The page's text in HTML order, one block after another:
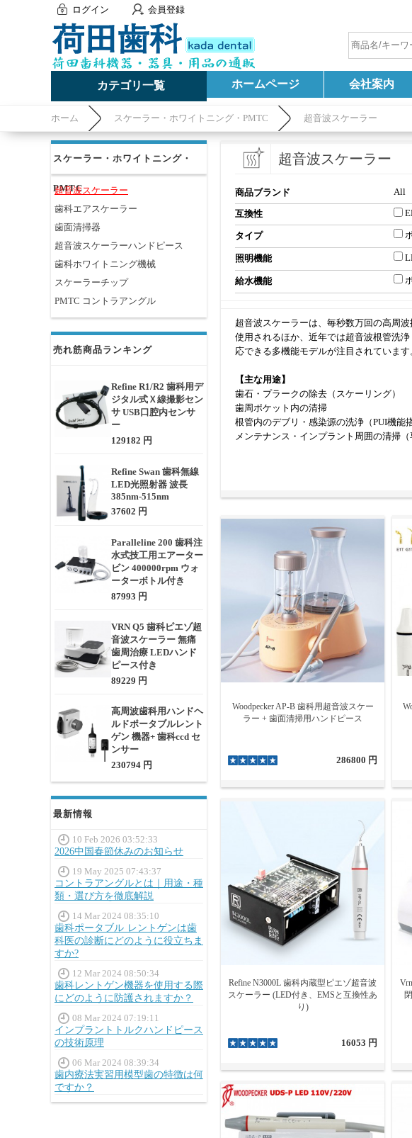
ログイン 会員登録
カテゴリ一覧 ホームページ 会社案内
ホーム スケーラー・ホワイトニング・PMTC 超音波スケーラー
スケーラー・ホワイトニング・
PMTC
超音波スケーラー
歯科エアスケーラー
歯面清掃器
超音波スケーラーハンドピース
歯科ホワイトニング機械
スケーラーチップ
PMTC コントラアングル
売れ筋商品ランキング
Refine R1/R2 歯科用デ
ジタル式Ｘ線撮影セン
サ USB口腔内センサ
ー
129182 円
Refine Swan 歯科無線
LED光照射器 波長
385nm-515nm
37602 円
Paralleline 200 歯科注
水式技工用エアーター
ビン 400000rpm ウォ
ーターボトル付き
87993 円
VRN Q5 歯科ピエゾ超
音波スケーラー 無痛
歯周治療 LEDハンド
ピース付き
89229 円
高周波歯科用ハンドヘ
ルドポータブルレント
ゲン 機器+ 歯科ccd セ
ンサー
230794 円
最新情報
10 Feb 2026 03:52:33
2026中国春節休みのお知らせ
19 May 2025 07:43:37
コントラアングルとは｜用途・種
類・選び方を徹底解説
14 Mar 2024 08:35:10
歯科ポータブル レントゲンは歯
科医の診断にどのように役立ちま
すか?
12 Mar 2024 08:50:34
歯科レントゲン機器を使用する際
にどのように防護されますか？
08 Mar 2024 07:19:11
インプラントトルクハンドピース
の技術原理
06 Mar 2024 08:39:34
歯内療法実習用模型歯の特徴は何
ですか？
超音波スケーラー
商品ブランド All
互換性
タイプ
照明機能
給水機能
超音波スケーラーは、毎秒数万回の高周
使用されるほか、近年では超音波根管洗
応できる多機能モデルが注目されています
【主な用途】
歯石・プラークの除去（スケーリング）
歯周ポケット内の清掃
根管内のデブリ・感染源の洗浄（PUI機能
メンテナンス・インプラント周囲の清掃（
ピエゾ方式（圧電式）：振動の精度が高
圧電素子や磁歪素子に高周波電流を流し
とマイクロストリーミングにより、根管
設定で、安全かつ確実な洗浄が可能です。
【選定時に確認すべき主な仕様・ポイント
出力モード（パワーの段階・調整方式）
チップの互換性と用途（歯面・ポケット
水供給方式（外部注水／ボトル内蔵／自動
操作パネルの見やすさ・フットペダルの有
サイズ・設置スペースに応じた機種選定
メーカー互換性（EMS、NSK、
Woodpecker AP-B 歯科用超音波スケー
ラー + 歯面清掃用ハンドピース
286800 円
Refine N3000L 歯科内蔵型ピエゾ超音波
スケーラー (LED付き、EMSと互換性あ
り)
16053 円